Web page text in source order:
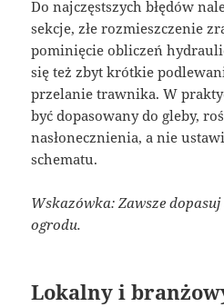
Do najczęstszych błędów
sekcje, złe rozmieszczenie
pominięcie obliczeń
się też zbyt krótkie
przelanie trawnika. W
być dopasowany do gleby,
nasłonecznienia, a nie
schematu.
Wskazówka: Zawsze
ogrodu.
Lokalny i